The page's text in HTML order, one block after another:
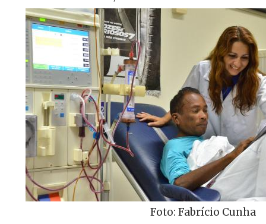
Foto: Fabrício Cunha